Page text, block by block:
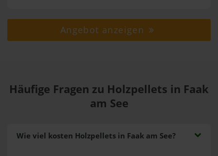
Angebot anzeigen
Häufige Fragen zu Holzpellets in Faak
am See
Wie viel kosten Holzpellets in Faak am See?